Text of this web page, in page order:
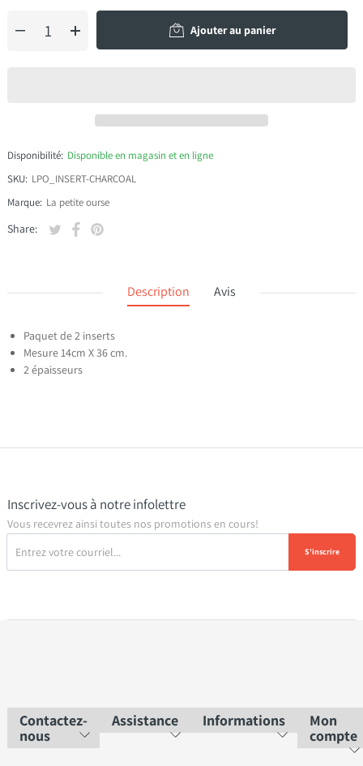
Ajouter au panier
Disponibilité: Disponible en magasin et en ligne
SKU: LPO_INSERT-CHARCOAL
Marque: La petite ourse
Share: Tweeter sur Twitter
S'ouvre dans une nouvelle fenêtre.
Partager sur Facebook
S'ouvre dans une nouvelle fenêtre.
Épingler sur Pinterest
S'ouvre dans une nouvelle fenêtre.
Description Avis
Paquet de 2 inserts
Mesure 14cm X 36 cm.
2 épaisseurs
Inscrivez-vous à notre infolettre
Vous recevrez ainsi toutes nos promotions en cours!
S'inscrire
Contactez-
nous
Assistance Informations
Mon
compte